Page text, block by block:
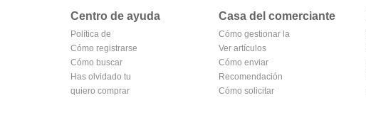
Centro de ayuda
Política de
privacidad de
Oubv
Cómo registrarse
para hacerse
miembro
Cómo buscar
Has olvidado tu
contraseña
quiero comprar
Casa del comerciante
Cómo gestionar la
tienda
Ver artículos
vendidos
Cómo enviar
Recomendación
de productos del
Cómo solicitar